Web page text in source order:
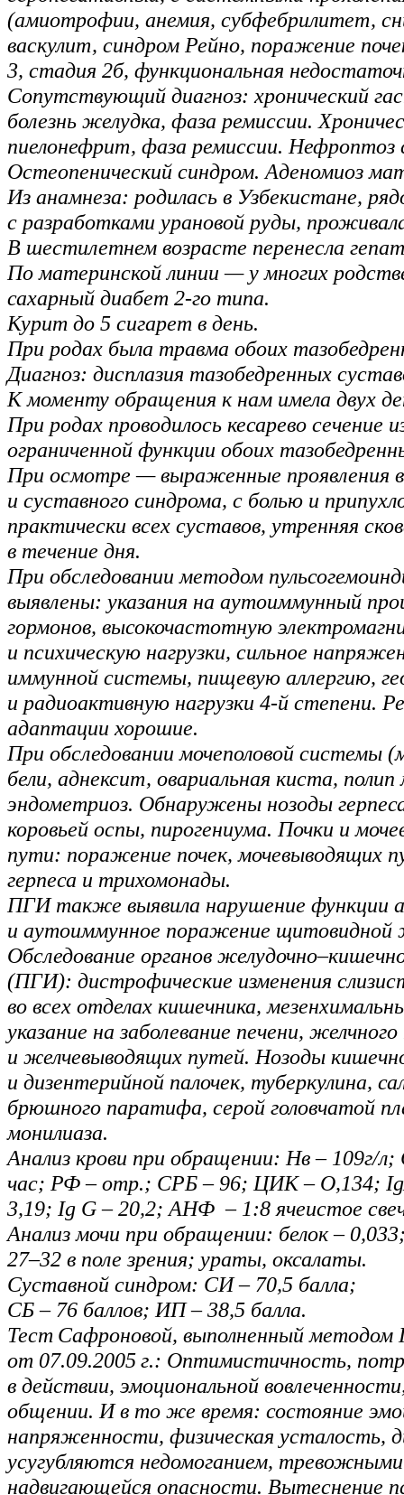
(амиотрофии, анемия, субфебрилитет,
васкулит, синдром Рейно, поражение
3, стадия 2б, функциональная
Сопутствующий диагноз: хронический
болезнь желудка, фаза ремиссии.
пиелонефрит, фаза ремиссии. Нефроптоз
Остеопенический синдром. Аденомиоз
Из анамнеза: родилась в Узбекистане,
с разработками урановой руды,
В шестилетнем возрасте перенесла
По материнской линии — у многих
сахарный диабет 2-го типа.
Курит до 5 сигарет в день.
При родах была травма обоих
Диагноз: дисплазия тазобедренных
К моменту обращения к нам имела двух
При родах проводилось кесарево сечение
ограниченной функции обоих
При осмотре — выраженные проявления
и суставного синдрома, с болью и
практически всех суставов, утренняя
в течение дня.
При обследовании методом
выявлены: указания на аутоиммунный
гормонов, высокочастотную
и психическую нагрузки, сильное
иммунной системы, пищевую аллергию,
и радиоактивную нагрузки 4-й степени.
адаптации хорошие.
При обследовании мочеполовой
бели, аднексит, овариальная киста,
эндометриоз. Обнаружены нозоды
коровьей оспы, пирогениума. Почки и
пути: поражение почек, мочевыводящих
герпеса и трихомонады.
ПГИ также выявила нарушение функции
и аутоиммунное поражение щитовидной
Обследование органов
(ПГИ): дистрофические изменения
во всех отделах кишечника,
указание на заболевание печени,
и желчевыводящих путей. Нозоды
и дизентерийной палочек, туберкулина,
брюшного паратифа, серой головчатой
монилиаза.
Анализ крови при обращении: Нв – 109г/
час; РФ – отр.; СРБ – 96; ЦИК – О,134;
3,19; Ig G – 20,2; АНФ – 1:8 ячеистое
Анализ мочи при обращении: белок –
27–32 в поле зрения; ураты, оксалаты.
Суставной синдром: СИ – 70,5 балла;
СБ – 76 баллов; ИП – 38,5 балла.
Тест Сафроновой, выполненный
от 07.09.2005 г.: Оптимистичность,
в действии, эмоциональной
общении. И в то же время: состояние
напряженности, физическая усталость,
усугубляются недомоганием,
надвигающейся опасности. Вытеснение